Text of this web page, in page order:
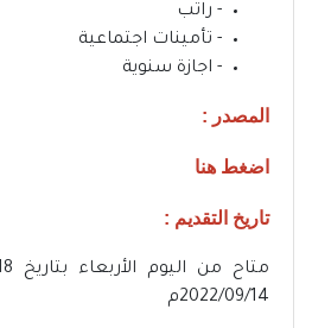
- راتب
- تأمينات اجتماعية
- اجازة سنوية
المصدر :
اضغط هنا
تاريخ التقديم :
2022/09/14م